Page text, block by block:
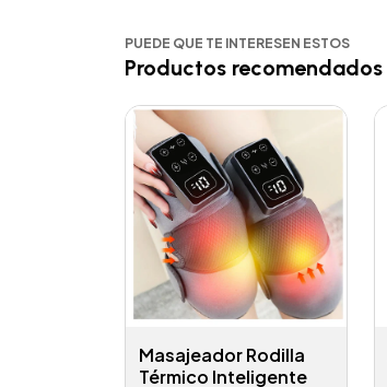
PUEDE QUE TE INTERESEN ESTOS
Productos recomendados
Masajeador Rodilla
Térmico Inteligente